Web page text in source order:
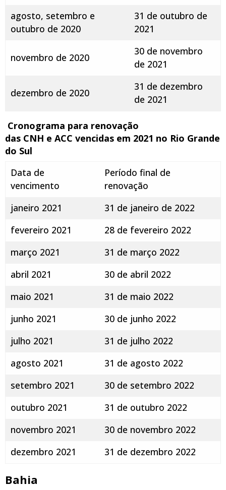
agosto, setembro e
outubro de 2020
31 de outubro de
2021
novembro de 2020
30 de novembro
de 2021
dezembro de 2020
31 de dezembro
de 2021
Cronograma para renovação
das CNH e ACC vencidas em 2021 no Rio Grande
do Sul
Data de
vencimento
Período final de
renovação
janeiro 2021
31 de janeiro de 2022
fevereiro 2021
28 de fevereiro 2022
março 2021
31 de março 2022
abril 2021
30 de abril 2022
maio 2021
31 de maio 2022
junho 2021
30 de junho 2022
julho 2021
31 de julho 2022
agosto 2021
31 de agosto 2022
setembro 2021
30 de setembro 2022
outubro 2021
31 de outubro 2022
novembro 2021
30 de novembro 2022
dezembro 2021
31 de dezembro 2022
Bahia